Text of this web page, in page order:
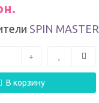
SPIN MASTER
В корзину